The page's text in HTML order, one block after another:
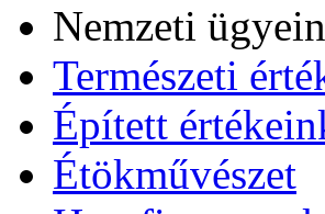
Nemzeti
Természeti
Épített
Étökművészet